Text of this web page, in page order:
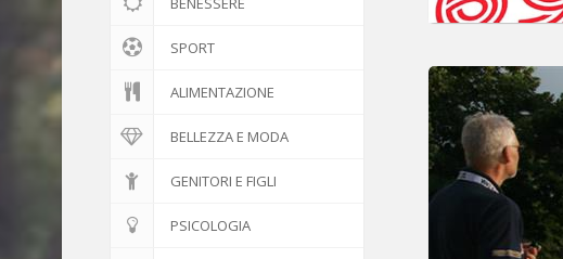
SPORT
ALIMENTAZIONE
BELLEZZA E MODA
GENITORI E FIGLI
PSICOLOGIA